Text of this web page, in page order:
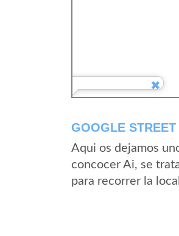
GOOGLE
Aqui os dejamos
concocer Ai, se
para recorrer la